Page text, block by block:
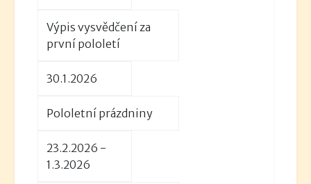
Výpis vysvědčení za
první pololetí
30.1.2026
Pololetní prázdniny
23.2.2026 -
1.3.2026